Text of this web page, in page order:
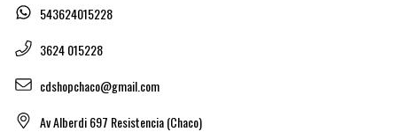
543624015228
3624 015228
cdshopchaco@gmail.com
Av Alberdi 697 Resistencia (Chaco)